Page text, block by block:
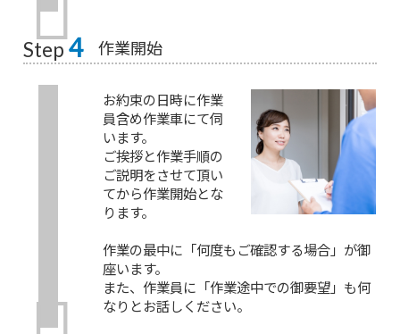
Step 4 作業開始
お約束の日時に作業
員含め作業車にて伺
います。
ご挨拶と作業手順の
ご説明をさせて頂い
てから作業開始とな
ります。
作業の最中に「何度もご確認する場合」が御
座います。
また、作業員に「作業途中での御要望」も何
なりとお話しください。